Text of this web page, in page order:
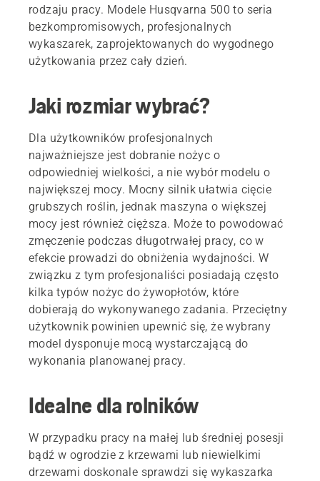
rodzaju pracy. Modele Husqvarna 500 to seria
bezkompromisowych, profesjonalnych
wykaszarek, zaprojektowanych do wygodnego
użytkowania przez cały dzień.
Jaki rozmiar wybrać?
Dla użytkowników profesjonalnych
najważniejsze jest dobranie nożyc o
odpowiedniej wielkości, a nie wybór modelu o
największej mocy. Mocny silnik ułatwia cięcie
grubszych roślin, jednak maszyna o większej
mocy jest również cięższa. Może to powodować
zmęczenie podczas długotrwałej pracy, co w
efekcie prowadzi do obniżenia wydajności. W
związku z tym profesjonaliści posiadają często
kilka typów nożyc do żywopłotów, które
dobierają do wykonywanego zadania. Przeciętny
użytkownik powinien upewnić się, że wybrany
model dysponuje mocą wystarczającą do
wykonania planowanej pracy.
Idealne dla rolników
W przypadku pracy na małej lub średniej posesji
bądź w ogrodzie z krzewami lub niewielkimi
drzewami doskonale sprawdzi się wykaszarka